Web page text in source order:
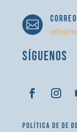

SÍGUENOS
POLÍTICA DE DE